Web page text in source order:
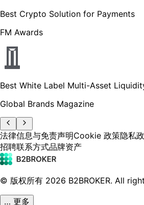
Best Crypto Solution for Payments
FM Awards
Best White Label Multi-Asset
Global Brands Magazine
法律信息与免责声明Cookie 政策隐私
招聘联系方式品牌资产
© 版权所有 2026 B2BROKER. All
… 更多